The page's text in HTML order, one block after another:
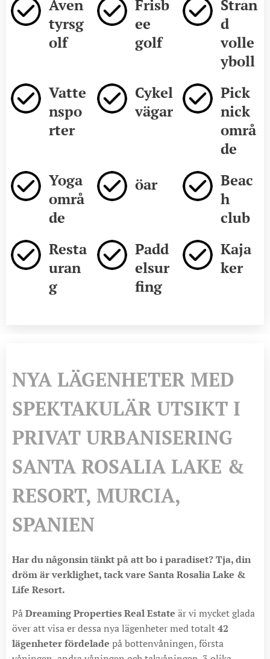
Även
tyrsg
olf
Frisb
ee
golf
Stran
d
volle
yboll
Vatte
nspo
rter
Cykel
vägar
Pick
nick
områ
de
Yoga
områ
de
öar
Beac
h
club
Resta
uran
g
Padd
elsur
fing
Kaja
ker
NYA LÄGENHETER MED
SPEKTAKULÄR UTSIKT I
PRIVAT URBANISERING
SANTA ROSALIA LAKE &
RESORT, MURCIA,
SPANIEN
Har du någonsin tänkt på att bo i paradiset? Tja, din
dröm är verklighet, tack vare Santa Rosalia Lake &
Life Resort.
PåDreaming Properties Real Estate är vi mycket glada
över att visa er dessa nya lägenheter med totalt42
lägenheter fördelade på bottenvåningen, första